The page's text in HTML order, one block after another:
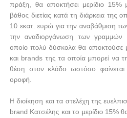
πράξη, θα αποκτήσει μερίδιο 15%
βάθος διετίας κατά τη διάρκεια της
10 εκατ. ευρώ για την αναβάθμιση
την αναδιοργάνωση των
οποίο πολύ δύσκολα θα αποκτούσε
και brands της τα οποία μπορεί να
θέση στον κλάδο ωστόσο
οροφή.
Η διοίκηση και τα στελέχη της
brand Κατσέλης και το μερίδιο 15%